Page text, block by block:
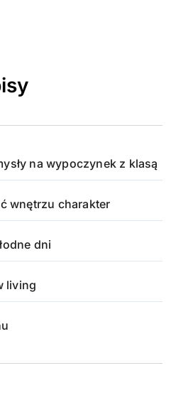
na wypoczynek z klasą
wnętrzu charakter
dni
living